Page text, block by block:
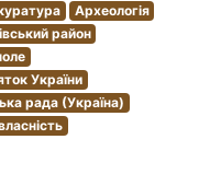
Археологія
район
України
рада (Україна)